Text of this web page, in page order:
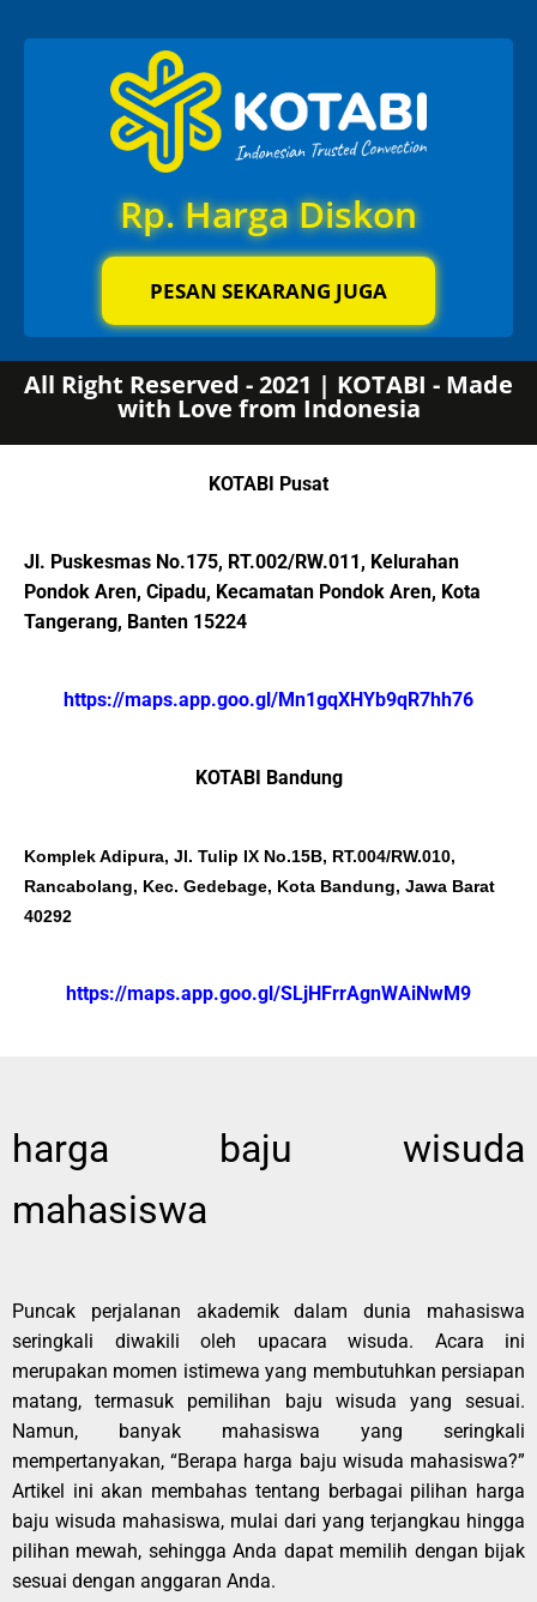
Rp. Harga Diskon
PESAN SEKARANG JUGA
All Right Reserved - 2021 | KOTABI - Made
with Love from Indonesia
KOTABI Pusat
Jl. Puskesmas No.175, RT.002/RW.011, Kelurahan
Pondok Aren, Cipadu, Kecamatan Pondok Aren, Kota
Tangerang, Banten 15224
https://maps.app.goo.gl/Mn1gqXHYb9qR7hh76
KOTABI Bandung
Komplek Adipura, Jl. Tulip IX No.15B, RT.004/RW.010,
Rancabolang, Kec. Gedebage, Kota Bandung, Jawa Barat
40292
https://maps.app.goo.gl/SLjHFrrAgnWAiNwM9
harga baju wisuda
mahasiswa
Puncak perjalanan akademik dalam dunia mahasiswa
seringkali diwakili oleh upacara wisuda. Acara ini
merupakan momen istimewa yang membutuhkan persiapan
matang, termasuk pemilihan baju wisuda yang sesuai.
Namun, banyak mahasiswa yang seringkali
mempertanyakan, “Berapa harga baju wisuda mahasiswa?”
Artikel ini akan membahas tentang berbagai pilihan harga
baju wisuda mahasiswa, mulai dari yang terjangkau hingga
pilihan mewah, sehingga Anda dapat memilih dengan bijak
sesuai dengan anggaran Anda.